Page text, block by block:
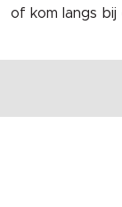
of kom langs bij